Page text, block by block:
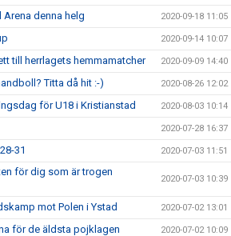
Arena denna helg 2020-09-18 11:05
2020-09-14 10:07
till herrlagets hemmamatcher 2020-09-09 14:40
Titta då hit :-) 2020-08-26 12:02
för U18 i Kristianstad 2020-08-03 10:14
2020-07-28 16:37
31 2020-07-03 11:51
för dig som är trogen
2020-07-03 10:39
mot Polen i Ystad 2020-07-02 13:01
för de äldsta pojklagen 2020-07-02 10:09